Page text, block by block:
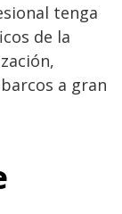
tenga
de la
a gran